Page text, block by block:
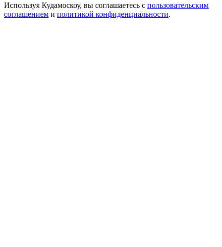
Используя Кудамоскоу, вы соглашаетесь с пользовательским
соглашением и политикой конфиденциальности.